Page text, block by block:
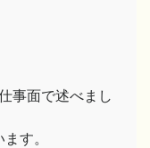
事面で述べまし
す。